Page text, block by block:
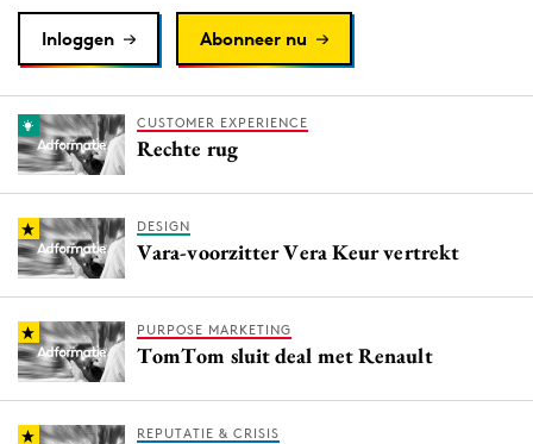
Purpose Marketing
Reputatie & crisis
Inloggen Abonneer nu
CUSTOMER EXPERIENCE
Rechte rug
DESIGN
Vara-voorzitter Vera Keur vertrekt
PURPOSE MARKETING
TomTom sluit deal met Renault
REPUTATIE & CRISIS